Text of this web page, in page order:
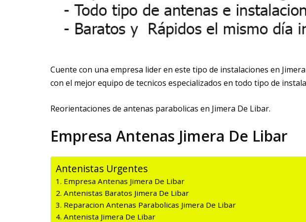
Cuente con una empresa lider en este tipo de instalaciones en
con el mejor equipo de tecnicos especializados en todo tipo de
Reorientaciones de antenas parabolicas en Jimera De Libar.
Empresa Antenas Jimera De Libar
Antenistas Urgentes
Empresa Antenas Jimera De Libar
Antenistas Baratos Jimera De Libar
Reparacion Antenas Parabolicas Jimera De Libar
Antenista Jimera De Libar